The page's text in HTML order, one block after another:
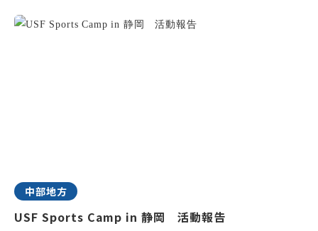
中部地方
USF Sports Camp in 静岡 活動報告